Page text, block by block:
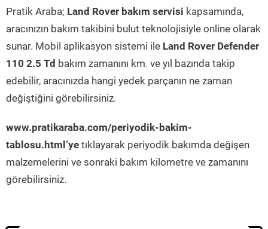
Pratik Araba; Land Rover bakım servisi kapsamında,
aracınızın bakım takibini bulut teknolojisiyle online olarak
sunar. Mobil aplikasyon sistemi ile Land Rover Defender
110 2.5 Td bakım zamanını km. ve yıl bazında takip
edebilir, aracınızda hangi yedek parçanın ne zaman
değiştiğini görebilirsiniz.
www.pratikaraba.com/periyodik-bakim-
tablosu.html’ye tıklayarak periyodik bakımda değişen
malzemelerini ve sonraki bakım kilometre ve zamanını
görebilirsiniz.